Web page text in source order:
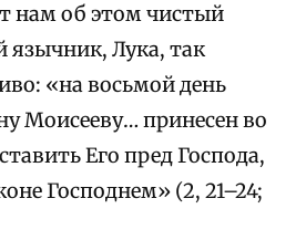
нам об этом чистый
Лука, так
«на восьмой день
Моисееву… принесен во
Его пред Господа,
Господнем» (2, 21–24;